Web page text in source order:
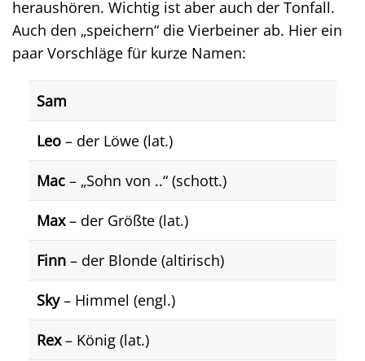
heraushören. Wichtig ist aber auch der Tonfall.
Auch den „speichern“ die Vierbeiner ab. Hier ein
paar Vorschläge für kurze Namen:
Sam
Leo – der Löwe (lat.)
Mac – „Sohn von ..“ (schott.)
Max– der Größte (lat.)
Finn – der Blonde (altirisch)
Sky– Himmel (engl.)
Rex– König (lat.)